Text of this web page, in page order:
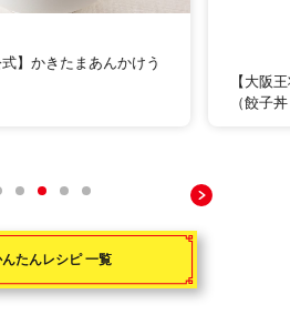
式】かきたまあんかけう
【大阪
（餃子
んたんレシピ 一覧